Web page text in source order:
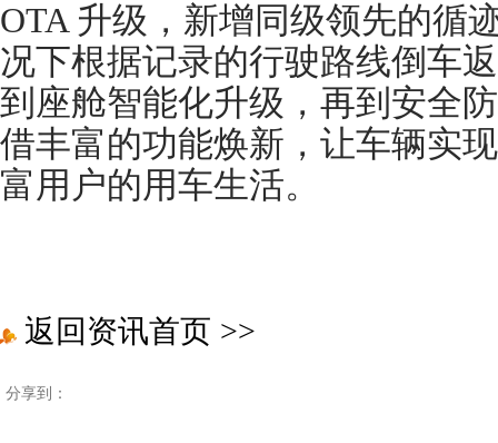
OTA 升级，新增同级领先的循
况下根据记录的行驶路线倒车
到座舱智能化升级，再到安全
借丰富的功能焕新，让车辆实
富用户的用车生活。
返回资讯首页 >>
分享到：